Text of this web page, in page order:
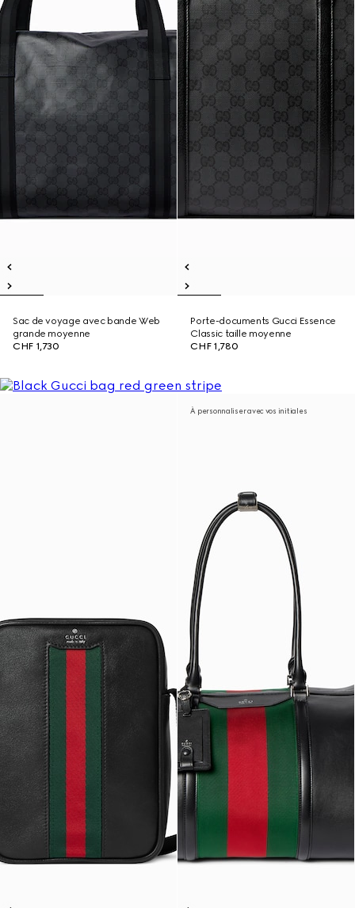
Sac de voyage avec bande Web
grande moyenne
CHF 1,730
Porte-documents Gucci Essence
Classic taille moyenne
CHF 1,780
À personnaliser avec vos initiales